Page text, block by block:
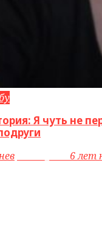
Я чуть не
6 лет